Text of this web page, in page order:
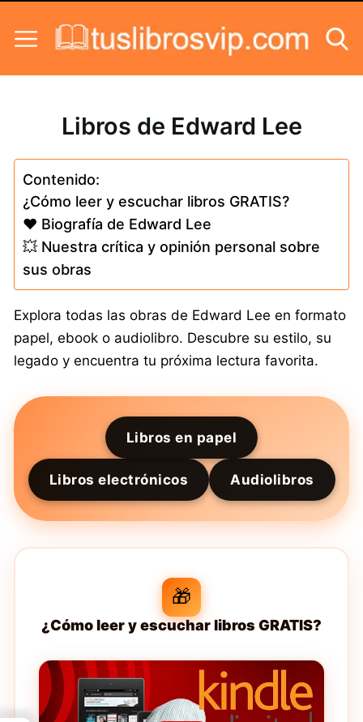
Libros de Edward Lee
Contenido:
¿Cómo leer y escuchar libros GRATIS?
❤️ Biografía de Edward Lee
💥 Nuestra crítica y opinión personal sobre
sus obras
Explora todas las obras de Edward Lee en formato
papel, ebook o audiolibro. Descubre su estilo, su
legado y encuentra tu próxima lectura favorita.
Libros en papel
Libros electrónicos Audiolibros
🎁
¿Cómo leer y escuchar libros GRATIS?